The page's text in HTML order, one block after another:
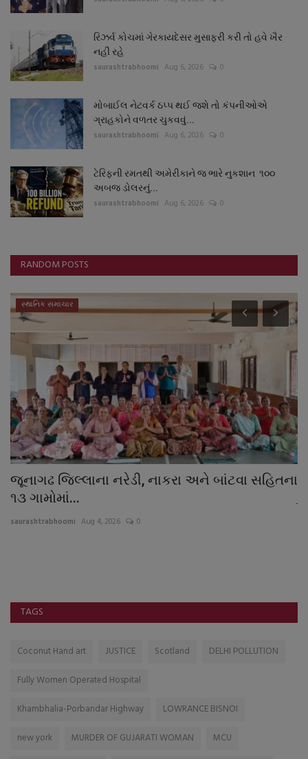
રિઝર્વ કોચમાં ગેરકાયદેસર મુસાફરી કરી તો હવે ખૈર
નહીં રહે
saurashtrabhoomi Aug 6, 2026 0
મોબાઈલ નેટવર્ક ઠપ્પ થઈ જશે તો કંપનીઓએ
ગ્રાહકોને વળતર ચુકવવું...
saurashtrabhoomi Aug 6, 2026 0
ટેરિફની રમતથી અમેરીકાને જ ભારે નુકશાન ૧૦૦
અબજ ડોલરનું...
saurashtrabhoomi Aug 6, 2026 0
RANDOM POSTS
સ્થાનિક સમાચાર
જૂનાગઢ જિલ્લાના નરેડી, નાકરા અને બાંટવા સહિતના
૧૩ ગામોમાં...
saurashtrabhoomi Aug 4, 2026 0
TAGS
Coconut Hand art JUSTICE Scotland
DELHI POLLUTION
Fully Women Operated Hospital
Khambhalia-Porbandar Highway
LOWRANCE BISNOI
new york
MURDER OF GUJARATI WOMAN
MCU